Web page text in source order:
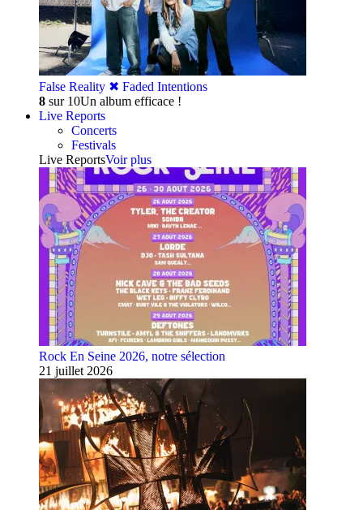
False Reality ✖︎ Faded Intentions
8 sur 10Un album efficace !
Live Reports
Concerts
Festivals
Live ReportsVoir plus
Rock En Seine 2026, notre sélection
21 juillet 2026